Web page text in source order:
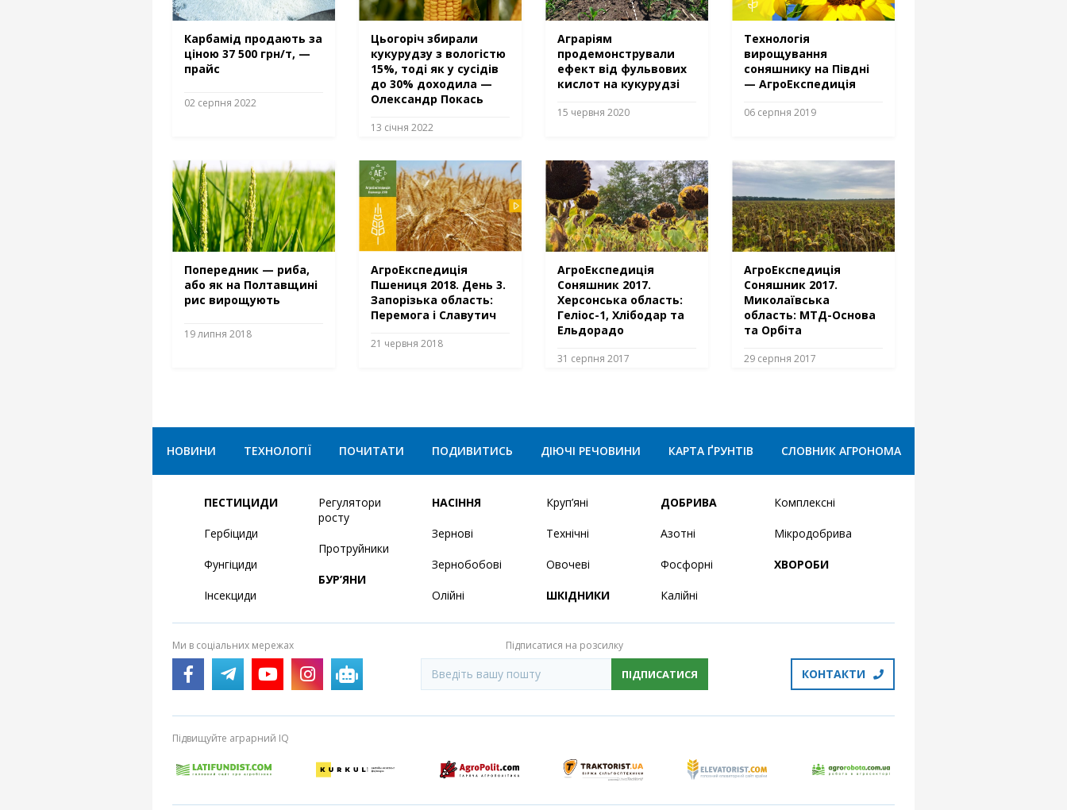
Карбамід продають за
ціною 37 500 грн/т, —
прайс
02 серпня 2022
Цьогоріч збирали
кукурудзу з вологістю
15%, тоді як у сусідів
до 30% доходила —
Олександр Покась
13 січня 2022
Аграріям
продемонстрували
ефект від фульвових
кислот на кукурудзі
15 червня 2020
Технологія
вирощувaння
соняшнику на Півдні
— АгроЕкспедиція
06 серпня 2019
Попередник — риба,
або як на Полтавщині
рис вирощують
19 липня 2018
АгроЕкспедиція
Пшениця 2018. День 3.
Запорізька область:
Перемога і Славутич
21 червня 2018
АгроЕкспедиція
Соняшник 2017.
Херсонська область:
Геліос-1, Хлібодар та
Ельдорадо
31 серпня 2017
АгроЕкспедиція
Соняшник 2017.
Миколаївська
область: МТД-Основа
та Орбіта
29 серпня 2017
НОВИНИ ТЕХНОЛОГІЇ ПОЧИТАТИ ПОДИВИТИСЬ ДІЮЧІ РЕЧОВИНИ КАРТА ҐРУНТІВ СЛОВНИК АГРОНОМА
ПЕСТИЦИДИ
Гербіциди
Фунгіциди
Інсекциди
Регулятори
росту
Протруйники
БУР’ЯНИ
НАСІННЯ
Зернові
Зернобобові
Олійні
Круп’яні
Технічні
Овочеві
ШКІДНИКИ
ДОБРИВА
Азотні
Фосфорні
Калійні
Комплексні
Мікродобрива
ХВОРОБИ
Ми в соціальних мережах Підписатися на розсилку
ПІДПИСАТИСЯ КОНТАКТИ
Підвищуйте аграрний IQ